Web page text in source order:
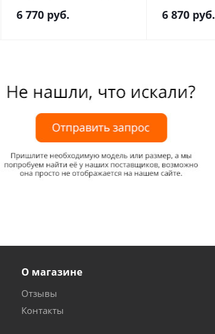
6 770 руб. 6 870 руб.
О магазине
Отзывы
Контакты